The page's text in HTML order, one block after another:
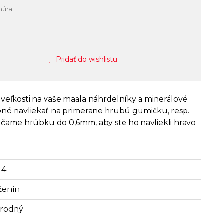
Pridať do wishlistu
na vaše maala náhrdelníky a minerálové
navliekať na primerane hrubú gumičku, resp.
hrúbku do 0,6mm, aby ste ho navliekli hravo